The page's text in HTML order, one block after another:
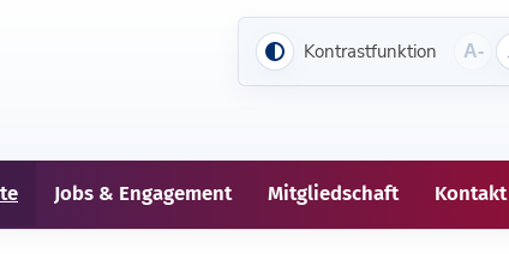
Kontrastfunktion A-
Jobs & Engagement Mitgliedschaft Kontakt